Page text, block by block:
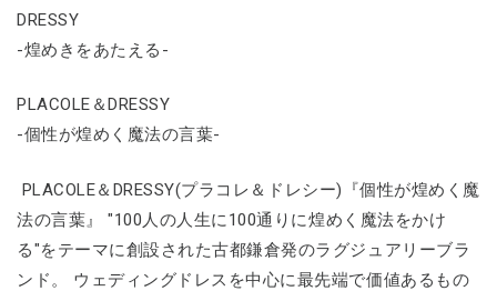
DRESSY
-煌めきをあたえる-
PLACOLE＆DRESSY
-個性が煌めく魔法の言葉-
PLACOLE＆DRESSY(プラコレ＆ドレシー)『個性が煌めく魔
法の言葉』 "100人の人生に100通りに煌めく魔法をかけ
る"をテーマに創設された古都鎌倉発のラグジュアリーブラ
ンド。 ウェディングドレスを中心に最先端で価値あるもの